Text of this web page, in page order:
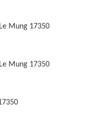
Mung 17350
Mung 17350